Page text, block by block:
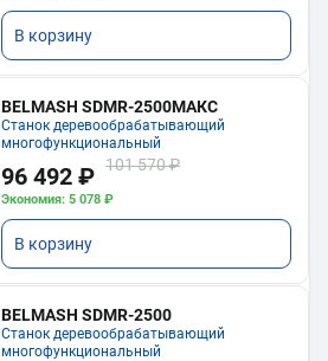
В корзину
BELMASH SDMR-2500МАКС
Станок деревообрабатывающий
многофункциональный
96 492 ₽ 101 570 ₽
Экономия: 5 078 ₽
В корзину
BELMASH SDMR-2500
Станок деревообрабатывающий
многофункциональный